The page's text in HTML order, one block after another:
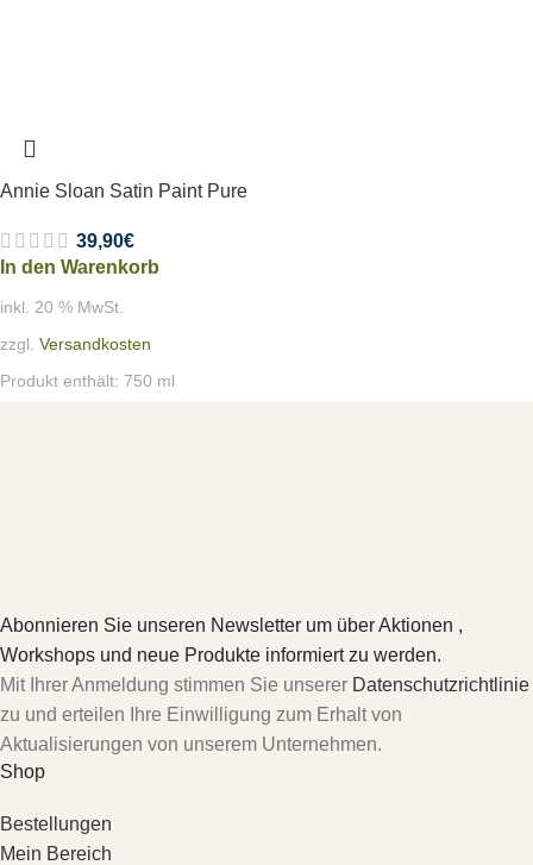
Annie Sloan Satin Paint Pure
39,90€
In den Warenkorb
inkl. 20 % MwSt.
zzgl. Versandkosten
Produkt enthält: 750 ml
Abonnieren Sie unseren Newsletter um über Aktionen ,
Workshops und neue Produkte informiert zu werden.
Mit Ihrer Anmeldung stimmen Sie unserer Datenschutzrichtlinie
zu und erteilen Ihre Einwilligung zum Erhalt von
Aktualisierungen von unserem Unternehmen.
Shop
Bestellungen
Mein Bereich